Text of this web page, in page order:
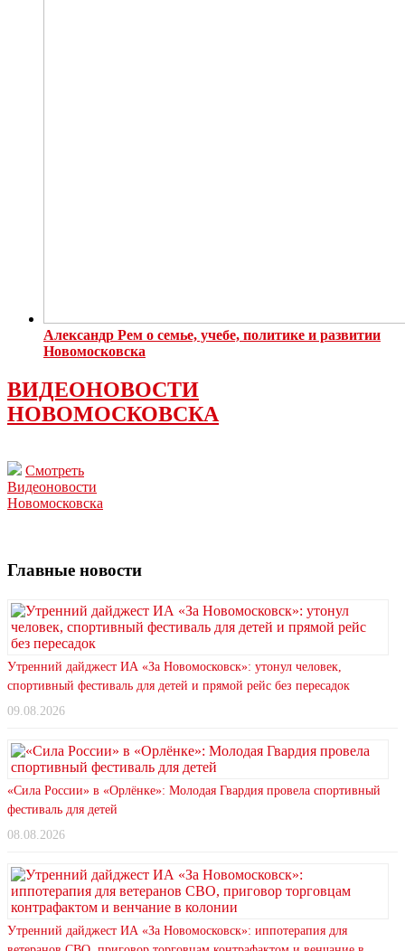
Александр Рем о семье, учебе, политике и развитии
Новомосковска
ВИДЕОНОВОСТИ
НОВОМОСКОВСКА
Смотреть
Видеоновости
Новомосковска
Главные новости
Утренний дайджест ИА «За Новомосковск»: утонул человек,
спортивный фестиваль для детей и прямой рейс без пересадок
09.08.2026
«Сила России» в «Орлёнке»: Молодая Гвардия провела спортивный
фестиваль для детей
08.08.2026
Утренний дайджест ИА «За Новомосковск»: иппотерапия для